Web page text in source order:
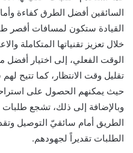
السائقين أفضل الطرق كفاءة
القيادة ستكون لمسافات أقصر
خلال تعزيز تقنياتها المتكاملة
الوقت الفعلي، إلى اختيار
تقليل وقت الانتظار، كما تتيح
حيث يمكنهم الحصول على
وبالإضافة إلى ذلك، تشجع
الطريق أمام سائقيّ التوصيل
الطلبات تقديراً لجهودهم.